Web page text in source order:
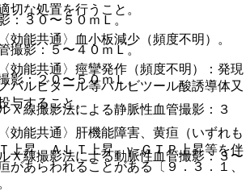
切な処置を行うこと。
能共通〉血小板減少（頻度不明）。
効能共通〉痙攣発作（頻度不明）：発現
バルビタール等バルビツール酸誘導体又
与すること。
効能共通〉肝機能障害、黄疸（いずれも
上昇、ＡＬＴ上昇、γ−ＧＴＰ上昇等を伴
があらわれることがある〔９．３．１、
：３０〜５０ｍＬ。
影：５〜４０ｍＬ。
影：２０〜５０ｍＬ。
線撮影法による静脈性血管撮影：３
線撮影法による動脈性血管撮影：３〜